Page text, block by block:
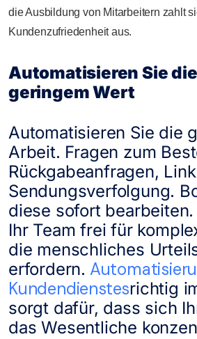
die Ausbildung von Mitarbeitern zahlt
Kundenzufriedenheit aus.
Automatisieren Sie
geringem Wert
Automatisieren Sie die
Arbeit. Fragen zum
Rückgabeanfragen,
Sendungsverfolgung.
diese sofort
Ihr Team frei für
die menschliches
erfordern.
Kundendienstesrichtig
sorgt dafür, dass sich
das Wesentliche